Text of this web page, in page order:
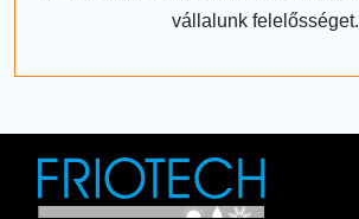
vállalunk felelősséget.